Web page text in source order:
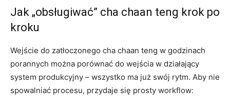
Jak „obsługiwać” cha chaan teng krok po
kroku
Wejście do zatłoczonego cha chaan teng w godzinach
porannych można porównać do wejścia w działający
system produkcyjny – wszystko ma już swój rytm. Aby nie
spowalniać procesu, przydaje się prosty workflow: